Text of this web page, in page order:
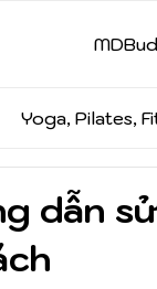
Yoga, Pilates,
dẫn